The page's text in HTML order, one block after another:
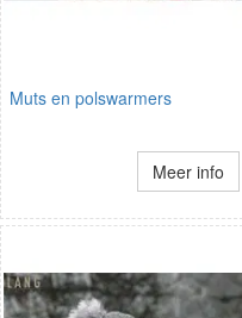
Muts en polswarmers
Meer info